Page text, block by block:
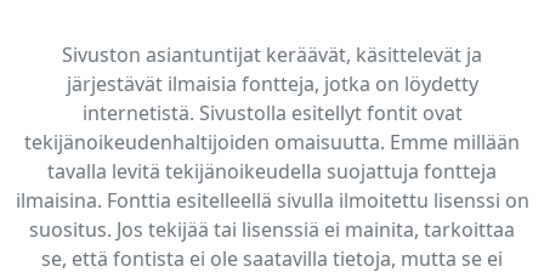
Sivuston asiantuntijat keräävät, käsittelevät ja
järjestävät ilmaisia fontteja, jotka on löydetty
internetistä. Sivustolla esitellyt fontit ovat
tekijänoikeudenhaltijoiden omaisuutta. Emme millään
tavalla levitä tekijänoikeudella suojattuja fontteja
ilmaisina. Fonttia esitelleellä sivulla ilmoitettu lisenssi on
suositus. Jos tekijää tai lisenssiä ei mainita, tarkoittaa
se, että fontista ei ole saatavilla tietoja, mutta se ei